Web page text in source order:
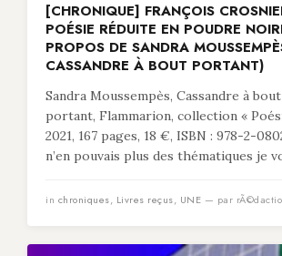
[CHRONIQUE] FRANÇOIS
POÉSIE RÉDUITE EN POUDRE
PROPOS DE SANDRA
CASSANDRE À BOUT PORTANT)
Sandra Moussempès, Cassandre à bout
portant, Flammarion, collection «
2021, 167 pages, 18 €, ISBN : 978-2-
n’en pouvais plus des thématiques je
in chroniques, Livres reçus, UNE — par